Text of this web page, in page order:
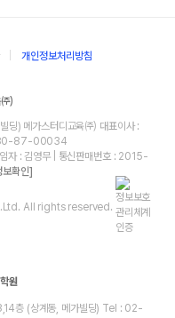
개인정보처리방침
㈜
딩) 메가스터디교육㈜ 대표이사 :
780-87-00034
자 : 김영무 | 통신판매번호 : 2015-
보확인]
All rights reserved.
원
층 (상계동, 메가빌딩) Tel : 02-